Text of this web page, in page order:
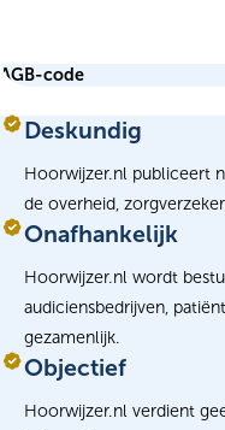
AGB-code
Deskundig
Hoorwijzer.nl publiceert
de overheid,
Onafhankelijk
Hoorwijzer.nl wordt
audiciensbedrijven,
gezamenlijk.
Objectief
Hoorwijzer.nl verdient